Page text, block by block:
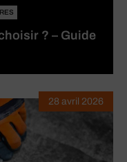
? – Guide
28 avril 2026